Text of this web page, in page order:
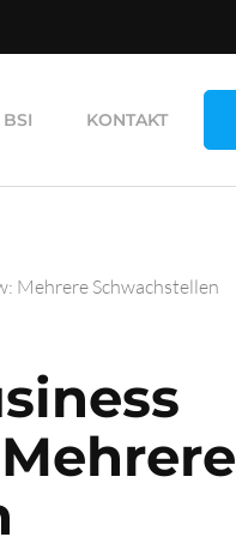
KONTAKT
Mehrere Schwachstellen